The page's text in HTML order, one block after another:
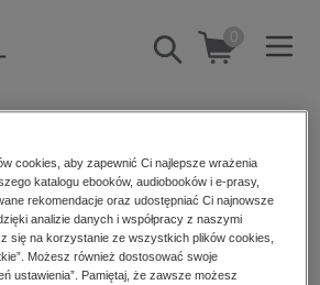
Pokaż/schowaj
wyszukiwarkę
0
aranżacja wnętrz
Giżyńska
cookies, aby zapewnić Ci najlepsze wrażenia
katalogu ebooków, audiobooków i e-prasy,
rekomendacje oraz udostępniać Ci najnowsze
analizie danych i współpracy z naszymi
się na korzystanie ze wszystkich plików cookies,
Możesz również dostosować swoje
ustawienia”. Pamiętaj, że zawsze możesz